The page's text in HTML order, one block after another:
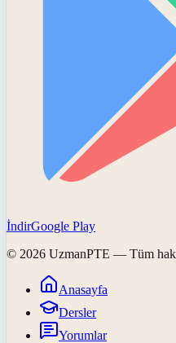
İndirGoogle Play
© 2026 UzmanPTE — Tüm
Anasayfa
Dersler
Yorumlar